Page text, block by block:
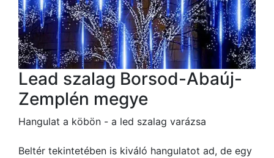
Lead szalag Borsod-Abaúj-
Zemplén megye
Hangulat a köbön - a led szalag varázsa
Beltér tekintetében is kiváló hangulatot ad, de egy